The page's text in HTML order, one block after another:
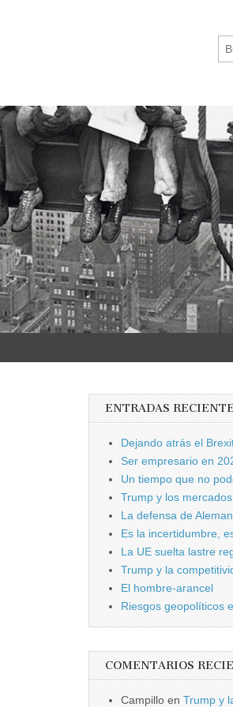
ENTRADAS
Dejando atrás el
Ser empresario en
Un tiempo que no
Trump y los mercados
La defensa de
Es la incertidumbre,
La UE suelta lastre
Trump y la
El hombre-arancel
Riesgos geopolíticos
COMENTARIOS
Campillo enTrump y